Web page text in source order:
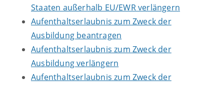
Staaten außerhalb EU/EWR verlängern
Aufenthaltserlaubnis zum Zweck der
Ausbildung beantragen
Aufenthaltserlaubnis zum Zweck der
Ausbildung verlängern
Aufenthaltserlaubnis zum Zweck der